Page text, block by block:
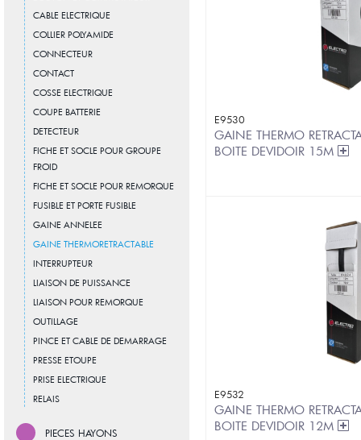
CABLE ELECTRIQUE
COLLIER POLYAMIDE
CONNECTEUR
CONTACT
COSSE ELECTRIQUE
COUPE BATTERIE
DETECTEUR
FICHE ET SOCLE POUR GROUPE
FROID
FICHE ET SOCLE POUR REMORQUE
FUSIBLE ET PORTE FUSIBLE
GAINE ANNELEE
GAINE THERMORETRACTABLE
INTERRUPTEUR
LIAISON DE PUISSANCE
LIAISON POUR REMORQUE
OUTILLAGE
PINCE ET CABLE DE DEMARRAGE
PRESSE ETOUPE
PRISE ELECTRIQUE
RELAIS
PIECES HAYONS
E9530
GAINE THERMO
BOITE DEVIDOIR 15M
E9532
GAINE THERMO
BOITE DEVIDOIR 12M